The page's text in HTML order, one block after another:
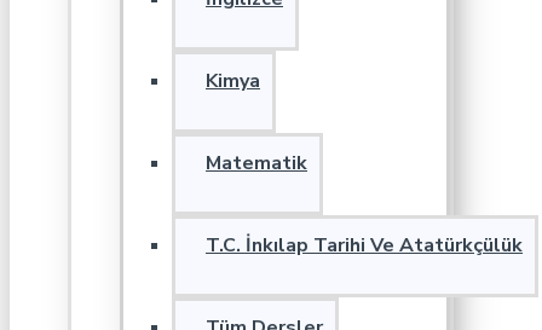
Kimya
Matematik
T.C. İnkılap Tarihi Ve Atatürkçülük